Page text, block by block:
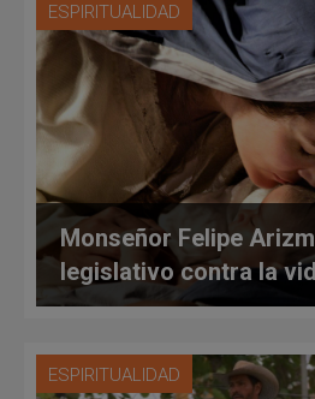
ESPIRITUALIDAD
Monseñor Felipe
legislativo contra la
ESPIRITUALIDAD